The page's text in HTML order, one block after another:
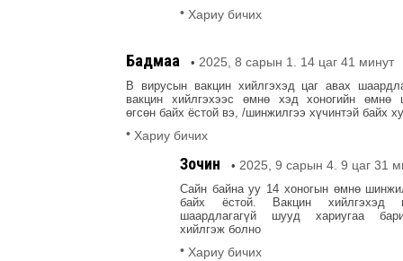
• Хариу бичих
Бадмаа • 2025, 8 сарын 1. 14 цаг 41 минут
В вирусын вакцин хийлгэхэд цаг авах
вакцин хийлгэхээс өмнө хэд хоногийн өмнө
өгсөн байх ёстой вэ, /шинжилгээ хүчинтэй байх
• Хариу бичих
Зочин • 2025, 9 сарын 4. 9 цаг 31
Сайн байна уу 14 хоногын өмнө
байх ёстой. Вакцин хийлгэхэд
шаардлагагүй шууд хариугаа
хийлгэж болно
• Хариу бичих